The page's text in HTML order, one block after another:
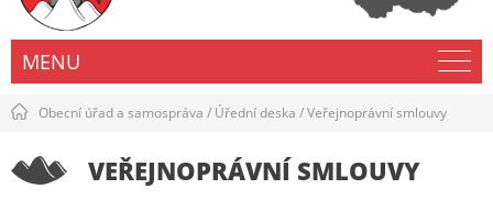
MENU
Obecní úřad a samospráva / Úřední deska /Veřejnoprávní smlouvy
VEŘEJNOPRÁVNÍ SMLOUVY